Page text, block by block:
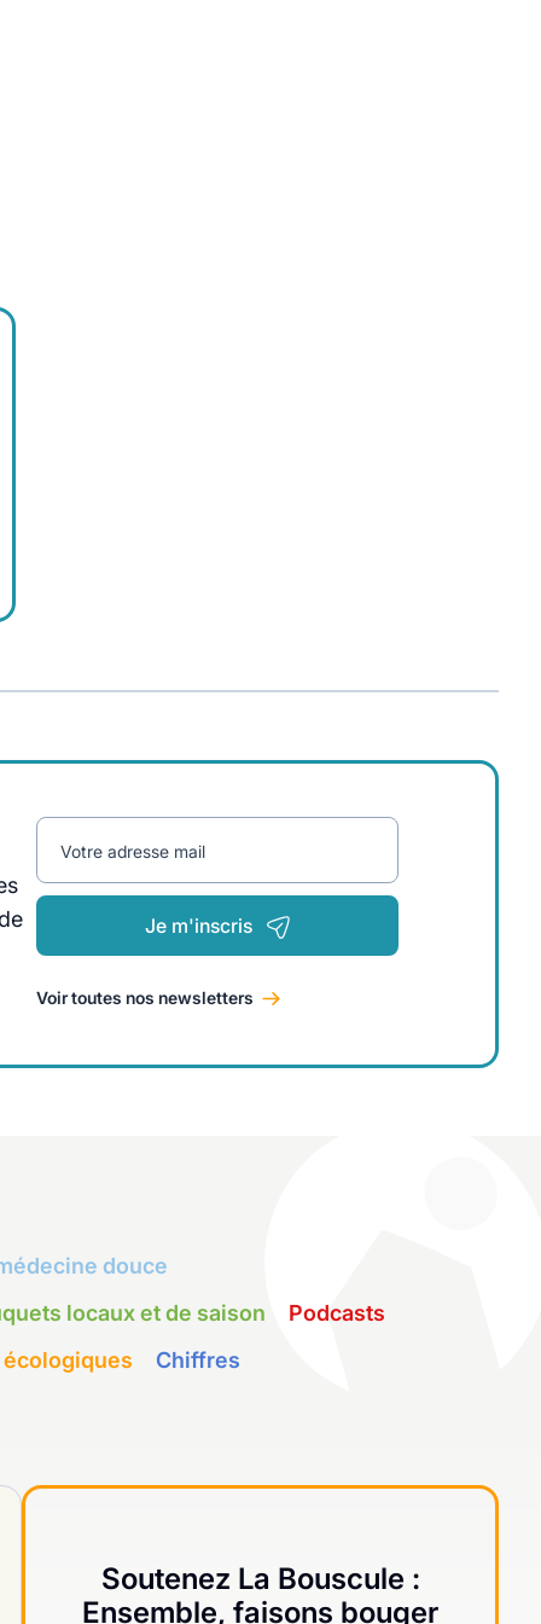
Votre adresse mail
Je m'inscris
Voir toutes nos newsletters
douce
locaux et de saison
Podcasts
Chiffres
Soutenez La Bouscule :
Ensemble, faisons bouger